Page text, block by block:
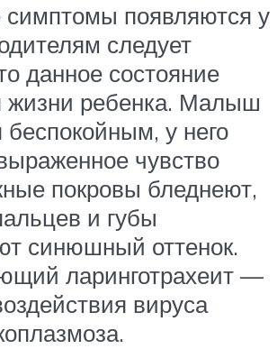
симптомы появляются у
следует
данное состояние
жизни ребенка. Малыш
беспокойным, у него
чувство
покровы бледнеют,
и губы
синюшный оттенок.
ларинготрахеит —
вируса